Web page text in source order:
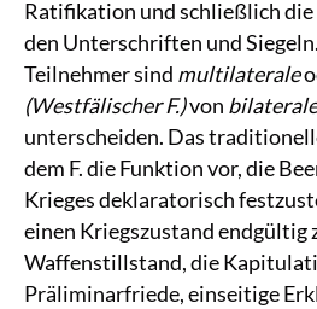
Ratifikation und schließlich
den Unterschriften und
Teilnehmer sind multilaterale
(Westfälischer F.)von
unterscheiden. Das
dem F. die Funktion vor, die
Krieges deklaratorisch
einen Kriegszustand endgültig
Waffenstillstand, die
Präliminarfriede, einseitige